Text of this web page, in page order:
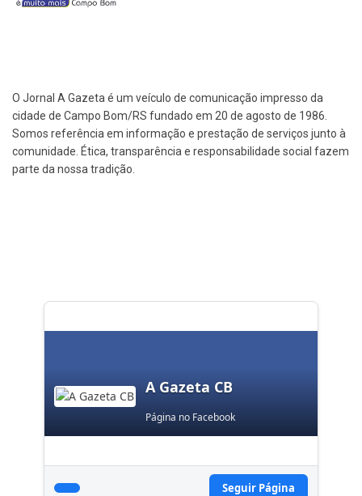
O Jornal A Gazeta é um veículo de comunicação impresso da
cidade de Campo Bom/RS fundado em 20 de agosto de 1986.
Somos referência em informação e prestação de serviços junto à
comunidade. Ética, transparência e responsabilidade social fazem
parte da nossa tradição.
A Gazeta CB
Página no Facebook
Seguir Página